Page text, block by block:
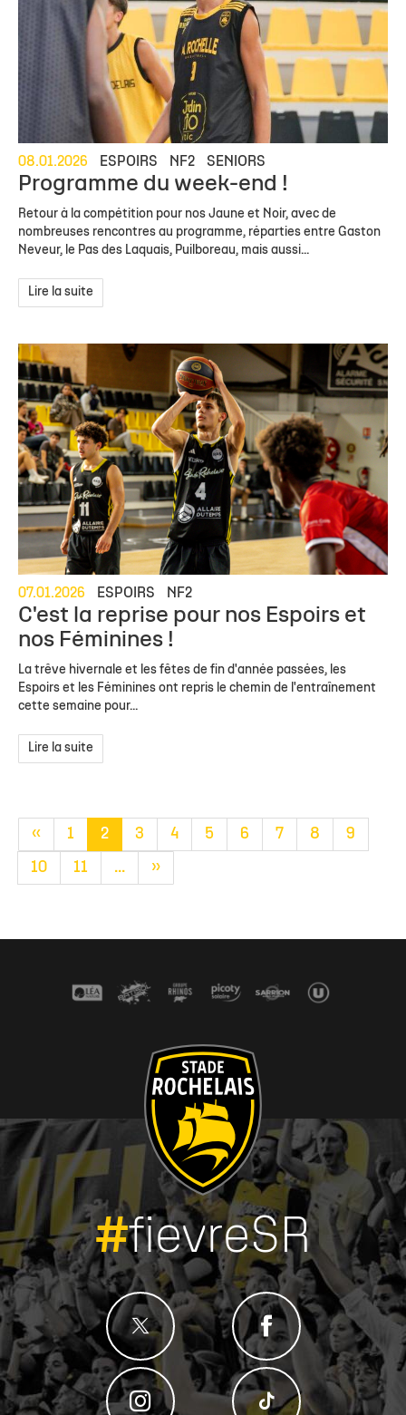
08.01.2026 ESPOIRS NF2 SENIORS
Programme du week-end !
Retour à la compétition pour nos Jaune et Noir, avec de
nombreuses rencontres au programme, réparties entre Gaston
Neveur, le Pas des Laquais, Puilboreau, mais aussi...
Lire la suite
07.01.2026 ESPOIRS NF2
C'est la reprise pour nos Espoirs et
nos Féminines !
La trêve hivernale et les fêtes de fin d'année passées, les
Espoirs et les Féminines ont repris le chemin de l'entraînement
cette semaine pour...
Lire la suite
« 1 2 3 4 5 6 7 8 9
10 11 ... »
#fievreSR